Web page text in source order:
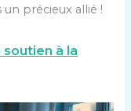
précieux allié !
à la